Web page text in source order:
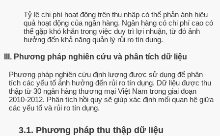
Tỷ lệ chi phí hoạt động trên thu nhập có thể phản ánh hiệu
quả hoạt động của ngân hàng. Ngân hàng có chi phí cao có
thể gặp khó khăn trong việc duy trì lợi nhuận, từ đó ảnh
hưởng đến khả năng quản lý rủi ro tín dụng.
III. Phương pháp nghiên cứu và phân tích dữ liệu
Phương pháp nghiên cứu định lượng được sử dụng để phân
tích các yếu tố ảnh hưởng đến rủi ro tín dụng. Dữ liệu được thu
thập từ 30 ngân hàng thương mại Việt Nam trong giai đoạn
2010-2012. Phân tích hồi quy sẽ giúp xác định mối quan hệ giữa
các yếu tố và rủi ro tín dụng.
3.1. Phương pháp thu thập dữ liệu